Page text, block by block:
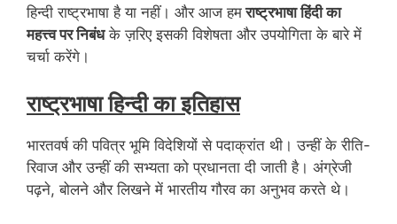
हिन्दी राष्ट्रभाषा है या नहीं। और आज हमराष्ट्रभाषा हिंदी का
महत्त्व पर निबंधके ज़रिए इसकी विशेषता और उपयोगिता के बारे में
चर्चा करेंगे।
राष्ट्रभाषा हिन्दी का इतिहास
भारतवर्ष की पवित्र भूमि विदेशियों से पदाक्रांत थी। उन्हीं के रीति-
रिवाज और उन्हीं की सभ्यता को प्रधानता दी जाती है। अंग्रेजी
पढ़ने, बोलने और लिखने में भारतीय गौरव का अनुभव करते थे।